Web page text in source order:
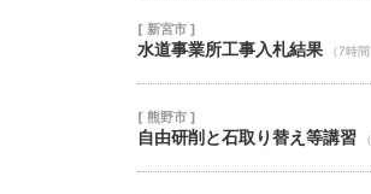
[ 新宮市 ]
水道事業所工事入札結果 （7時間
[ 熊野市 ]
自由研削と石取り替え等講習